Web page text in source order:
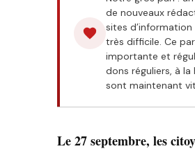
de nouveaux
sites
très difficile. Ce
importante et
dons réguliers, à
sont maintenant
Le 27 septembre, les